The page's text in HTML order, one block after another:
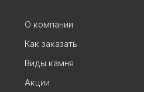
О компании
Как заказать
Виды камня
Акции